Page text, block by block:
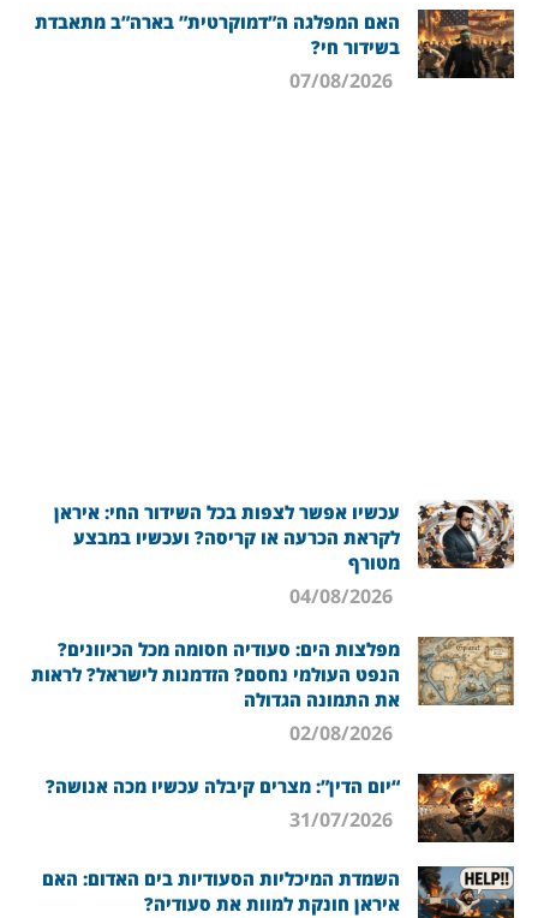
האם המפלגה ה”דמוקרטית” בארה”ב מתאבדת
בשידור חי?
עכשיו אפשר לצפות בכל השידור החי: איראן
לקראת הכרעה או קריסה? ועכשיו במבצע
מטורף
מפלצות הים: סעודיה חסומה מכל הכיוונים?
הנפט העולמי נחסם? הזדמנות לישראל? לראות
את התמונה הגדולה
“יום הדין”: מצרים קיבלה עכשיו מכה אנושה?
השמדת המיכליות הסעודיות בים האדום: האם
איראן חונקת למוות את סעודיה?